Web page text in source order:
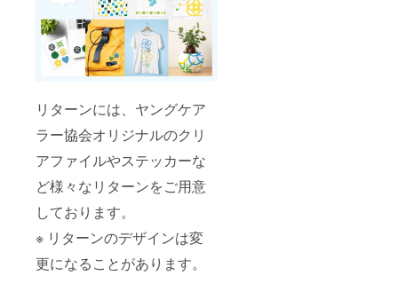
リターンには、ヤングケア
ラー協会オリジナルのクリ
アファイルやステッカーな
ど様々なリターンをご用意
しております。
※ リターンのデザインは変
更になることがあります。